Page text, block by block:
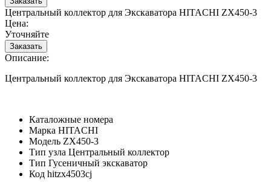
Центральный коллектор для Экскаватора HITACHI ZX450-3
Цена:
Уточняйте
Описание:
Центральный коллектор для Экскаватора HITACHI ZX450-3
Каталожные номера
Марка HITACHI
Модель ZX450-3
Тип узла Центральный коллектор
Тип Гусеничный экскаватор
Код hitzx4503cj